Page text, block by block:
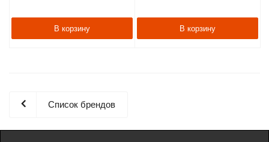
В корзину В корзину
Список брендов